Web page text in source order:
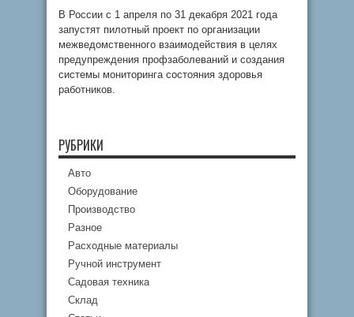
В России с 1 апреля по 31 декабря 2021 года
запустят пилотный проект по организации
межведомственного взаимодействия в целях
предупреждения профзаболеваний и создания
системы мониторинга состояния здоровья
работников.
РУБРИКИ
Авто
Оборудование
Производство
Разное
Расходные материалы
Ручной инструмент
Садовая техника
Склад